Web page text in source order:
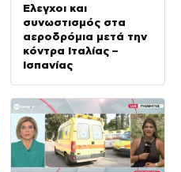
Έλεγχοι και
συνωστισμός στα
αεροδρόμια μετά την
κόντρα Ιταλίας –
Ισπανίας